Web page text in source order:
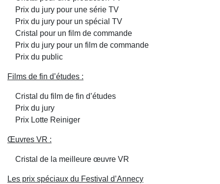
Prix du jury pour une série TV
Prix du jury pour un spécial TV
Cristal pour un film de commande
Prix du jury pour un film de commande
Prix du public
Films de fin d’études :
Cristal du film de fin d’études
Prix du jury
Prix Lotte Reiniger
Œuvres VR :
Cristal de la meilleure œuvre VR
Les prix spéciaux du Festival d’Annecy